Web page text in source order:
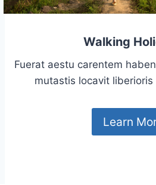
Walking
Fuerat aestu carentem
mutastis locavit
Learn